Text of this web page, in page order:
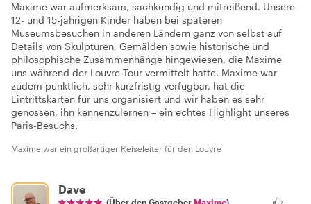
Maxime war aufmerksam, sachkundig und mitreißend. Unsere
12- und 15-jährigen Kinder haben bei späteren
Museumsbesuchen in anderen Ländern ganz von selbst auf
Details von Skulpturen, Gemälden sowie historische und
philosophische Zusammenhänge hingewiesen, die Maxime
uns während der Louvre-Tour vermittelt hatte. Maxime war
zudem pünktlich, sehr kurzfristig verfügbar, hat die
Eintrittskarten für uns organisiert und wir haben es sehr
genossen, ihn kennenzulernen – ein echtes Highlight unseres
Paris-Besuchs.
Maxime war ein großartiger Reiseleiter für den Louvre
Dave